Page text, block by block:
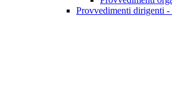
Provvedimenti dirigenti -